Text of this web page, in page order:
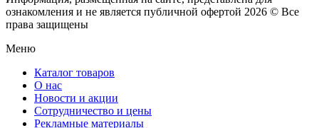
ознакомления и не является публичной офертой 2026 © Все
права защищены
Меню
Каталог товаров
О нас
Новости и акции
Сотрудничество и цены
Рекламные материалы